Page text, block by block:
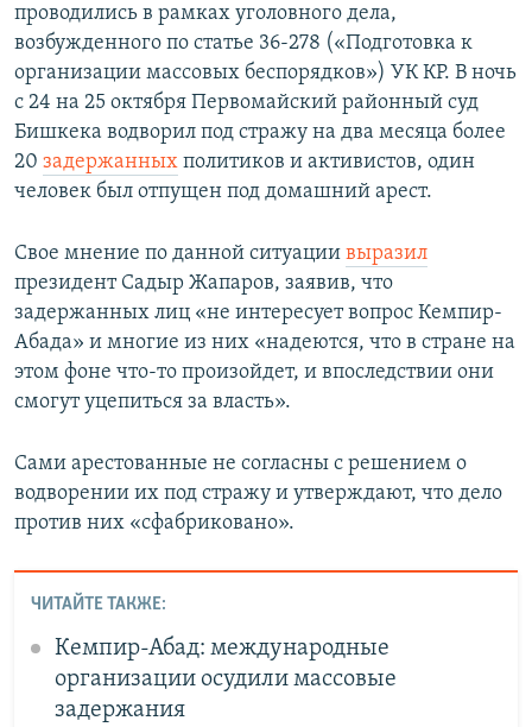
проводились в рамках уголовного дела,
возбужденного по статье 36-278 («Подготовка к
организации массовых беспорядков») УК КР. В ночь
с 24 на 25 октября Первомайский районный суд
Бишкека водворил под стражу на два месяца более
20 задержанных политиков и активистов, один
человек был отпущен под домашний арест.
Свое мнение по данной ситуации выразил
президент Садыр Жапаров, заявив, что
задержанных лиц «не интересует вопрос Кемпир-
Абада» и многие из них «надеются, что в стране на
этом фоне что-то произойдет, и впоследствии они
смогут уцепиться за власть».
Сами арестованные не согласны с решением о
водворении их под стражу и утверждают, что дело
против них «сфабриковано».
ЧИТАЙТЕ ТАКЖЕ:
Кемпир-Абад: международные
организации осудили массовые
задержания